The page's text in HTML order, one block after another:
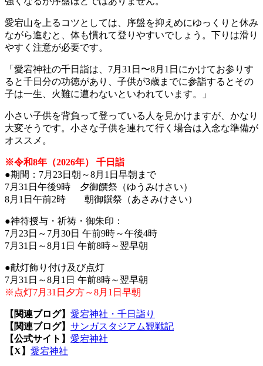
愛宕山を上るコツとしては、序盤を抑えめにゆっくりと休み
ながら進むと、体も慣れて登りやすいでしょう。下りは滑り
やすく注意が必要です。
「愛宕神社の千日詣は、7月31日〜8月1日にかけてお参りす
ると千日分の功徳があり、子供が3歳までに参詣するとその
子は一生、火難に遭わないといわれています。」
小さい子供を背負って登っている人を見かけますが、かなり
大変そうです。小さな子供を連れて行く場合は入念な準備が
オススメ。
※令和8年（2026年） 千日詣
●期間：7月23日朝～8月1日早朝まで
7月31日午後9時 夕御饌祭（ゆうみけさい）
8月1日午前2時 朝御饌祭（あさみけさい）
●神符授与・祈祷・御朱印：
7月23日～7月30日 午前9時～午後4時
7月31日～8月1日 午前8時～翌早朝
●献灯飾り付け及び点灯
7月31日～8月1日 午前8時～翌早朝
※点灯7月31日夕方～8月1日早朝
【関連ブログ】 愛宕神社・千日詣り
【関連ブログ】 サンガスタジアム観戦記
【公式サイト】 愛宕神社
【X】 愛宕神社